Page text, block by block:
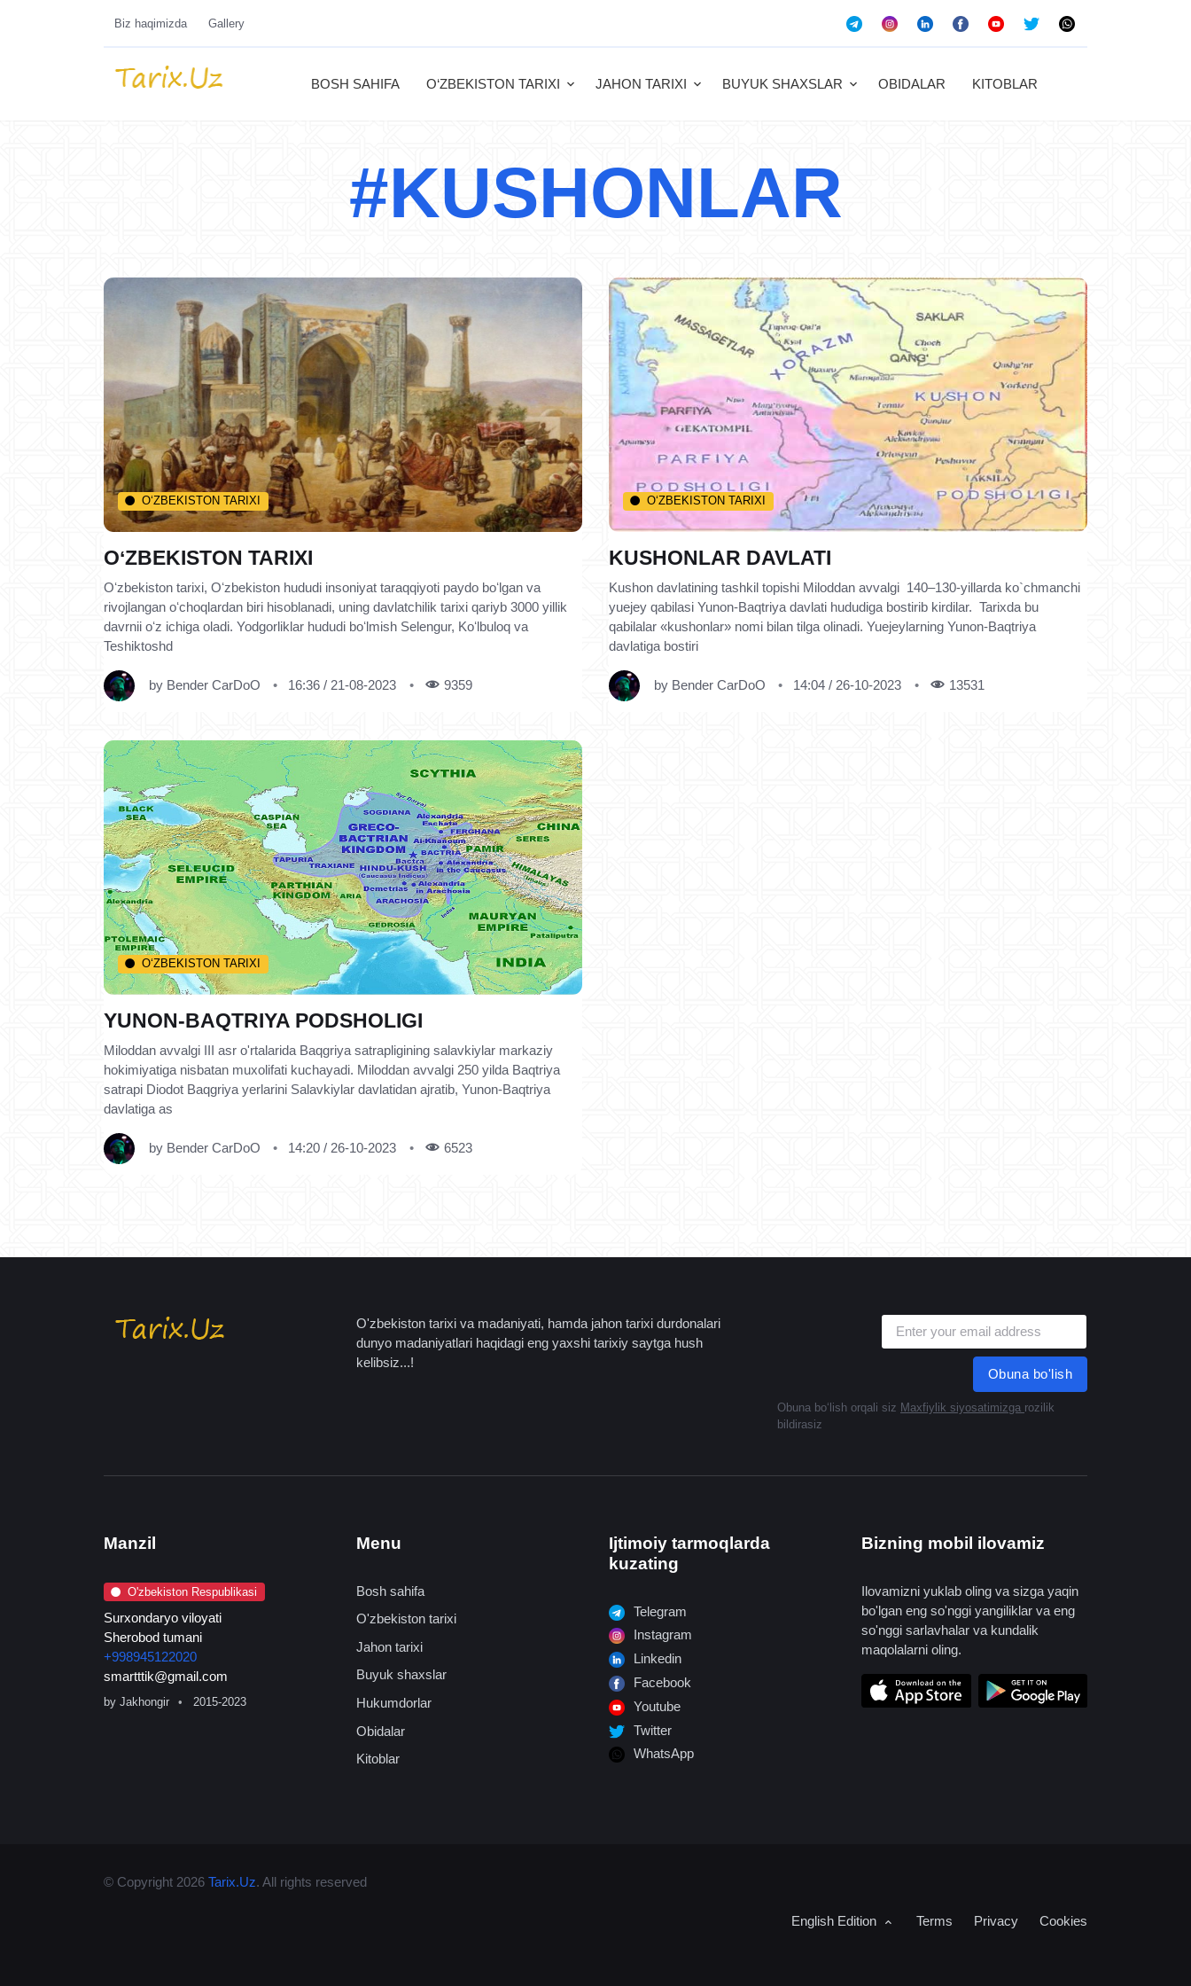
Biz haqimizda Gallery
BOSH SAHIFA O‘ZBEKISTON TARIXI JAHON TARIXI BUYUK SHAXSLAR OBIDALAR KITOBLAR
#KUSHONLAR
O‘ZBEKISTON TARIXI
OʻZBEKISTON TARIXI
Oʻzbekiston tarixi, Oʻzbekiston hududi insoniyat taraqqiyoti paydo boʻlgan va
rivojlangan oʻchoqlardan biri hisoblanadi, uning davlatchilik tarixi qariyb 3000 yillik
davrnii oʻz ichiga oladi. Yodgorliklar hududi boʻlmish Selengur, Koʻlbuloq va
Teshiktoshd
by Bender CarDoO 16:36 / 21-08-2023 9359
O‘ZBEKISTON TARIXI
KUSHONLAR DAVLATI
Kushon davlatining tashkil topishi Miloddan avvalgi 140–130-yillarda ko`chmanchi
yuejey qabilasi Yunon-Baqtriya davlati hududiga bostirib kirdilar. Tarixda bu
qabilalar «kushonlar» nomi bilan tilga olinadi. Yuejeylarning Yunon-Baqtriya
davlatiga bostiri
by Bender CarDoO 14:04 / 26-10-2023 13531
O‘ZBEKISTON TARIXI
YUNON-BAQTRIYA PODSHOLIGI
Miloddan avvalgi III asr o'rtalarida Baqgriya satrapligining salavkiylar markaziy
hokimiyatiga nisbatan muxolifati kuchayadi. Miloddan avvalgi 250 yilda Baqtriya
satrapi Diodot Baqgriya yerlarini Salavkiylar davlatidan ajratib, Yunon-Baqtriya
davlatiga as
by Bender CarDoO 14:20 / 26-10-2023 6523
O'zbekiston tarixi va madaniyati, hamda jahon tarixi durdonalari
dunyo madaniyatlari haqidagi eng yaxshi tarixiy saytga hush
kelibsiz...!
Obuna bo'lish
Obuna boʻlish orqali siz Maxfiylik siyosatimizga rozilik
bildirasiz
Manzil
O'zbekiston Respublikasi
Surxondaryo viloyati
Sherobod tumani
+998945122020
smartttik@gmail.com
by Jakhongir 2015-2023
Menu
Bosh sahifa
O'zbekiston tarixi
Jahon tarixi
Buyuk shaxslar
Hukumdorlar
Obidalar
Kitoblar
Ijtimoiy tarmoqlarda
kuzating
Telegram
Instagram
Linkedin
Facebook
Youtube
Twitter
WhatsApp
Bizning mobil ilovamiz
Ilovamizni yuklab oling va sizga yaqin
bo'lgan eng so'nggi yangiliklar va eng
so'nggi sarlavhalar va kundalik
maqolalarni oling.
© Copyright 2026 Tarix.Uz. All rights reserved
English Edition Terms Privacy Cookies